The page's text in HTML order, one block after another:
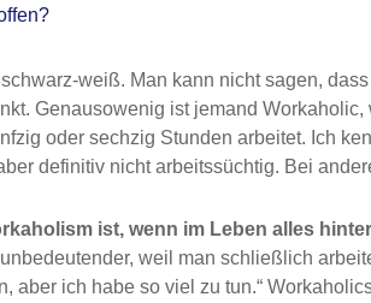
weiß. Man kann nicht sagen,
Genausowenig ist jemand
oder sechzig Stunden arbeitet. Ich
definitiv nicht arbeitssüchtig. Bei
ist, wenn im Leben alles
weil man schließlich
aber ich habe so viel zu tun.“